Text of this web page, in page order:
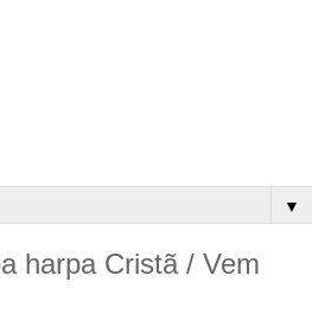
▼
harpa Cristã / Vem